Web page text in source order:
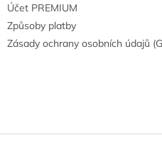
Účet PREMIUM
Způsoby platby
Zásady ochrany osobních údajů